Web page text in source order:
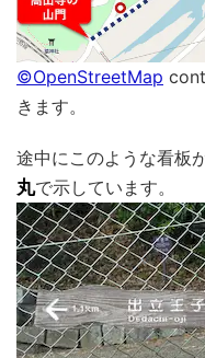
©OpenStreetMap
きます。
途中にこのような看板
丸で示しています。